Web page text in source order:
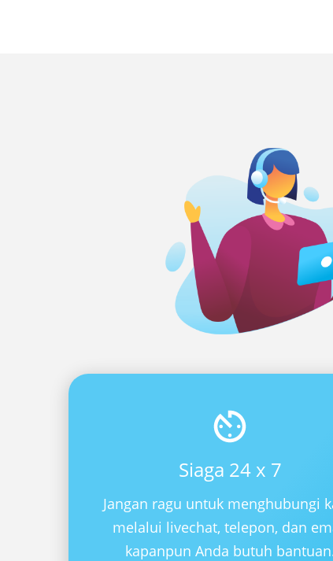
Siaga 24 x 7
Jangan ragu untuk menghubungi
melalui livechat, telepon, dan
kapanpun Anda butuh